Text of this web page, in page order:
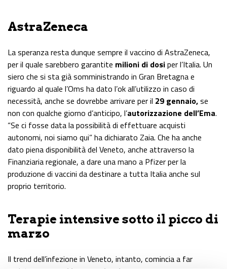
AstraZeneca
La speranza resta dunque sempre il vaccino di AstraZeneca,
per il quale sarebbero garantite milioni di dosiper l’Italia. Un
siero che si sta già somministrando in Gran Bretagna e
riguardo al quale l’Oms ha dato l’ok all’utilizzo in caso di
necessità, anche se dovrebbe arrivare per il 29 gennaio,se
non con qualche giorno d’anticipo, l’autorizzazione dell’Ema.
“Se ci fosse data la possibilità di effettuare acquisti
autonomi, noi siamo qui” ha dichiarato Zaia. Che ha anche
dato piena disponibilità del Veneto, anche attraverso la
Finanziaria regionale, a dare una mano a Pfizer per la
produzione di vaccini da destinare a tutta Italia anche sul
proprio territorio.
Terapie intensive sotto il picco di
marzo
Il trend dell’infezione in Veneto, intanto, comincia a far